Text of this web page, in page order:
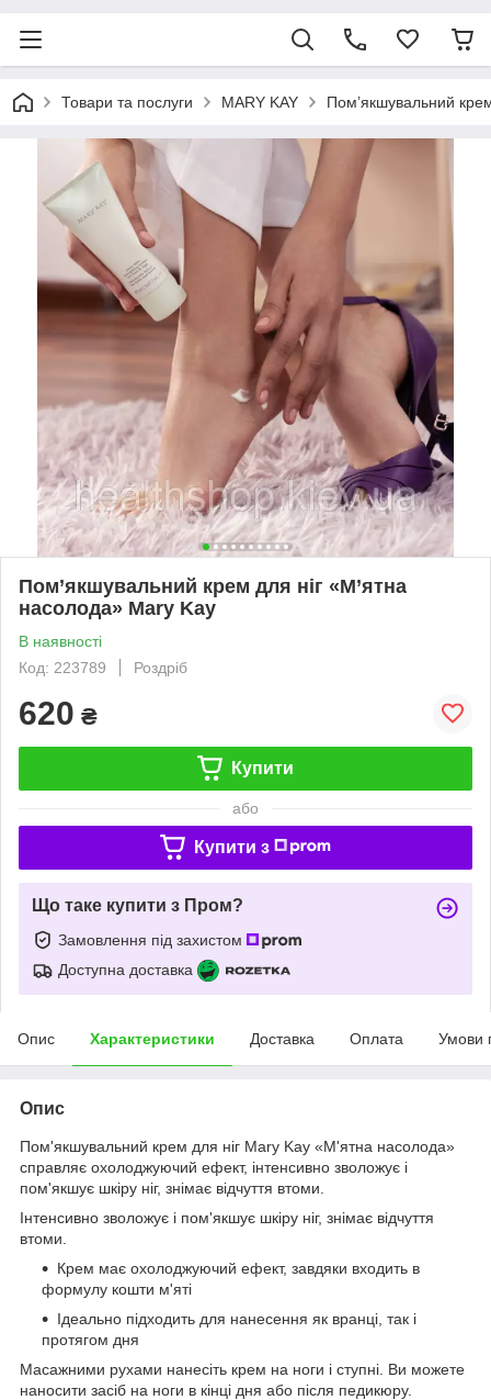
Товари та послуги MARY KAY Пом’якшувальний
Пом’якшувальний крем для ніг «М’ятна
насолода» Mary Kay
В наявності
Код: 223789
Роздріб
620 ₴
Купити
або
Купити з
Що таке купити з Пром?
Замовлення під захистом
Доступна доставка
Опис Характеристики Доставка Оплата Умови
Опис
Пом'якшувальний крем для ніг Mary Kay «М'ятна насолода»
справляє охолоджуючий ефект, інтенсивно зволожує і
пом'якшує шкіру ніг, знімає відчуття втоми.
Інтенсивно зволожує і пом'якшує шкіру ніг, знімає відчуття
втоми.
Крем має охолоджуючий ефект, завдяки входить в
формулу кошти м'яті
Ідеально підходить для нанесення як вранці, так і
протягом дня
Масажними рухами нанесіть крем на ноги і ступні. Ви можете
наносити засіб на ноги в кінці дня або після педикюру.